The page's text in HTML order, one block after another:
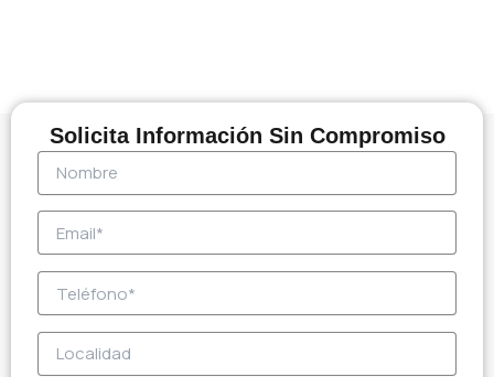
Solicita Información Sin Compromiso